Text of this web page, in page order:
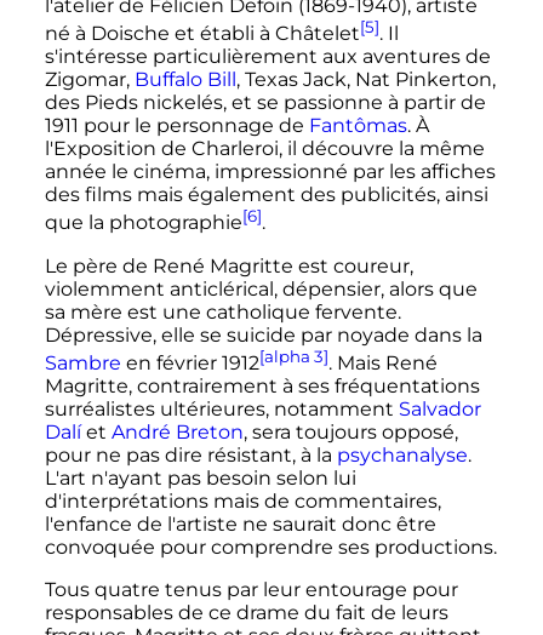
l'atelier de Félicien Defoin (1869-1940), artiste
né à Doische et établi à Châtelet[5]. Il
s'intéresse particulièrement aux aventures de
Zigomar, Buffalo Bill , Texas Jack, Nat Pinkerton,
des Pieds nickelés, et se passionne à partir de
1911 pour le personnage de Fantômas. À
l'Exposition de Charleroi, il découvre la même
année le cinéma, impressionné par les affiches
des films mais également des publicités, ainsi
que la photographie[6].
Le père de René Magritte est coureur,
violemment anticlérical, dépensier, alors que
sa mère est une catholique fervente.
Dépressive, elle se suicide par noyade dans la
Sambre en février 1912[alpha 3]. Mais René
Magritte, contrairement à ses fréquentations
surréalistes ultérieures, notamment Salvador
Dalíet André Breton, sera toujours opposé,
pour ne pas dire résistant, à la psychanalyse.
L'art n'ayant pas besoin selon lui
d'interprétations mais de commentaires,
l'enfance de l'artiste ne saurait donc être
convoquée pour comprendre ses productions.
Tous quatre tenus par leur entourage pour
responsables de ce drame du fait de leurs